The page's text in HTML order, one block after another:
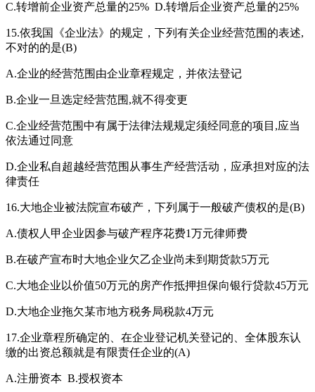
C.转增前企业资产总量的25% D.转增后企业资产总量的25%
15.依我国《企业法》的规定，下列有关企业经营范围的表述,
不对的的是(B)
A.企业的经营范围由企业章程规定，并依法登记
B.企业一旦选定经营范围,就不得变更
C.企业经营范围中有属于法律法规规定须经同意的项目,应当
依法通过同意
D.企业私自超越经营范围从事生产经营活动，应承担对应的法
律责任
16.大地企业被法院宣布破产，下列属于一般破产债权的是(B)
A.债权人甲企业因参与破产程序花费1万元律师费
B.在破产宣布时大地企业欠乙企业尚未到期货款5万元
C.大地企业以价值50万元的房产作抵押担保向银行贷款45万元
D.大地企业拖欠某市地方税务局税款4万元
17.企业章程所确定的、在企业登记机关登记的、全体股东认
缴的出资总额就是有限责任企业的(A)
A.注册资本 B.授权资本